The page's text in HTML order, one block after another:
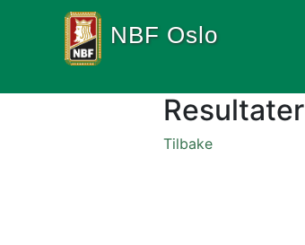
NBF Oslo
Resultater
Tilbake